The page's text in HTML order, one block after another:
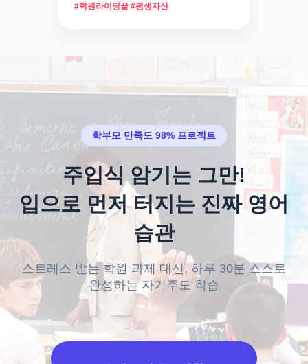
#학원라이딩끝 #평생자산
학부모 만족도 98% 프로젝트
주입식 암기는 그만!
입으로 먼저 터지는 진짜 영어
습관
스트레스 받는 학원 과제 대신, 하루 30분 스스로
완성하는 자기주도 학습